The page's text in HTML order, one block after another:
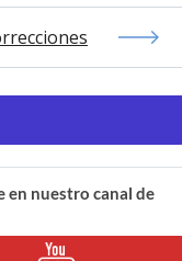
en nuestro canal de